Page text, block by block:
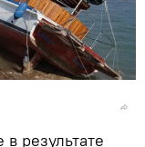
результате